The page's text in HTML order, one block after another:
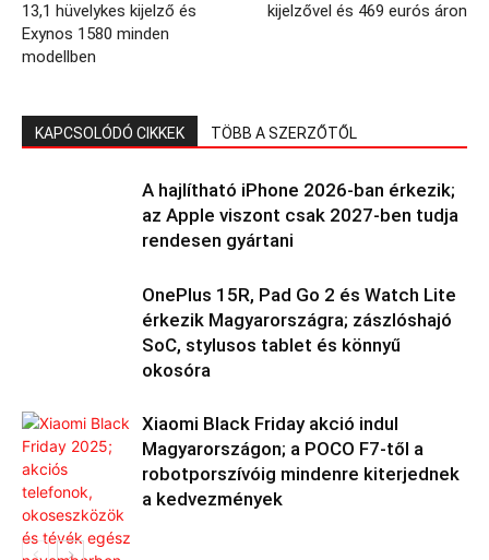
13,1 hüvelykes kijelző és
Exynos 1580 minden
modellben
kijelzővel és 469 eurós áron
KAPCSOLÓDÓ CIKKEK TÖBB A SZERZŐTŐL
A hajlítható iPhone 2026-ban érkezik;
az Apple viszont csak 2027-ben tudja
rendesen gyártani
OnePlus 15R, Pad Go 2 és Watch Lite
érkezik Magyarországra; zászlóshajó
SoC, stylusos tablet és könnyű
okosóra
Xiaomi Black Friday akció indul
Magyarországon; a POCO F7-től a
robotporszívóig mindenre kiterjednek
a kedvezmények